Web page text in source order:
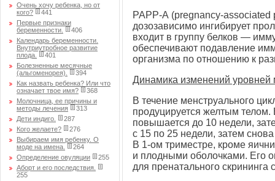
Очень хочу ребенка, но от
кого?
441
Первые признаки
беременности.
406
Календарь беременности.
Внутриутробное развитие
плода.
401
Болезненные месячные
(альгоменорея).
394
Как назвать ребенка? Или что
означает твое имя?
368
Молочница, ее причины и
методы лечения
313
Дети индиго.
287
Кого желаете?
276
Выбираем имя ребенку. О
моде на имена.
264
Определение овуляции
255
Аборт и его последствия.
255
РАРР-А (pregnancy-associated
дозозависимо ингибирует
входит в группу белков —
обеспечивают подавление
организма по отношению к
Динамика изменений уровней
В течение менструального
продуцируется желтым
повышается до 10 недели,
с 15 по 25 недели, затем
В 1-ом триместре, кроме
и плодными оболочками. Его
для пренатального